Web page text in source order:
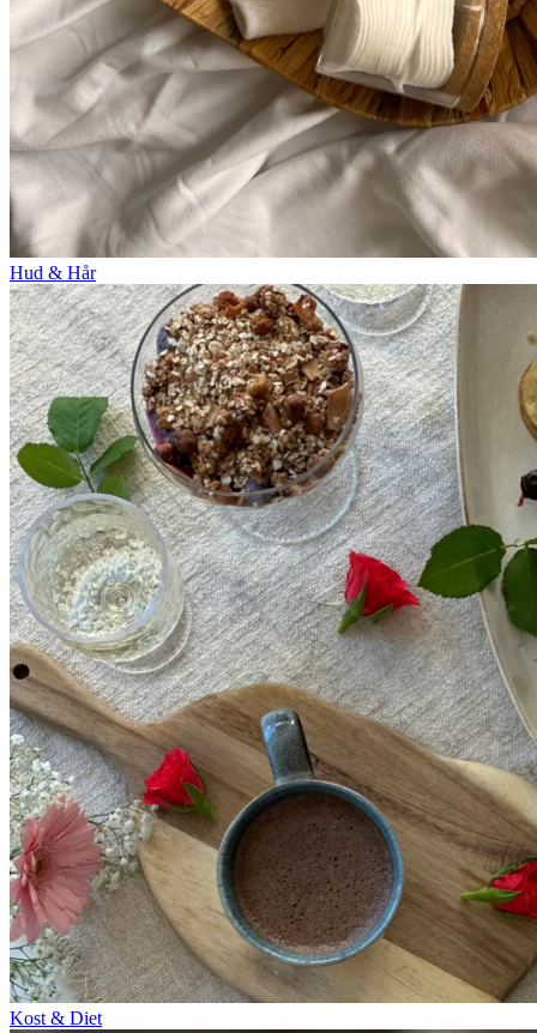
Hud & Hår
Kost & Diet